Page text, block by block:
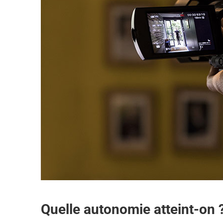
Quelle autonomie atteint-on